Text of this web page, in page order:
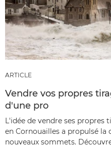
ARTICLE
Vendre vos propres
d'une pro
L'idée de vendre ses propres
en Cornouailles a propulsé la
nouveaux sommets.